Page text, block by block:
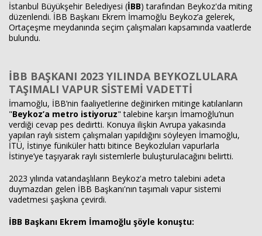
İstanbul Büyükşehir Belediyesi (İBB) tarafından Beykoz'da miting
düzenlendi. İBB Başkanı Ekrem İmamoğlu Beykoz’a gelerek,
Ortaçeşme meydanında seçim çalışmaları kapsamında vaatlerde
bulundu.
İBB BAŞKANI 2023 YILINDA BEYKOZLULARA
TAŞIMALI VAPUR SİSTEMİ VADETTİ
İmamoğlu, İBB’nin faaliyetlerine değinirken mitinge katılanların
"Beykoz’a metro istiyoruz" talebine karşın İmamoğlu’nun
verdiği cevap pes dedirtti. Konuya ilişkin Avrupa yakasında
yapılan raylı sistem çalışmaları yapıldığını söyleyen İmamoğlu,
İTÜ, İstinye füniküler hattı bitince Beykozluları vapurlarla
İstinye’ye taşıyarak raylı sistemlerle buluşturulacağını belirtti.
2023 yılında vatandaşlıların Beykoz'a metro talebini adeta
duymazdan gelen İBB Başkanı'nın taşımalı vapur sistemi
vadetmesi şaşkına çevirdi.
İBB Başkanı Ekrem İmamoğlu şöyle konuştu: